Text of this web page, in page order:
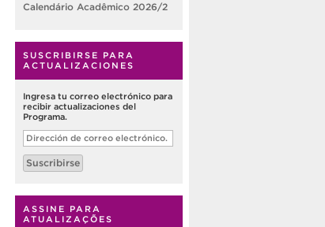
Calendário Acadêmico 2026/2
SUSCRIBIRSE PARA
ACTUALIZACIONES
Ingresa tu correo electrónico para
recibir actualizaciones del
Programa.
Dirección
de
correo
electrónico.
Suscribirse
ASSINE PARA
ATUALIZAÇÕES